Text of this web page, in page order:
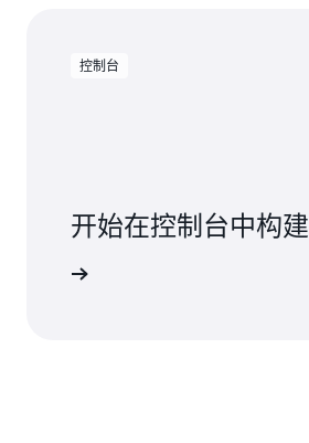
控制台
开始在控制台中构建